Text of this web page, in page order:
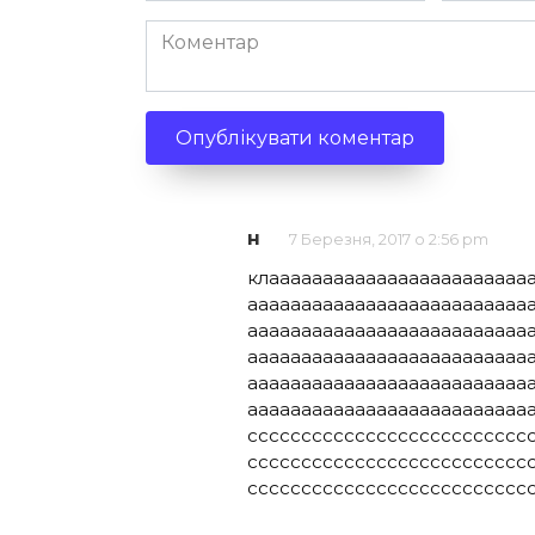
Коментар
н 7 Березня, 2017 о 2:56 pm